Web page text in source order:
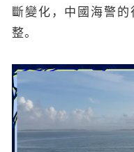
斷變化，中國海警
整。